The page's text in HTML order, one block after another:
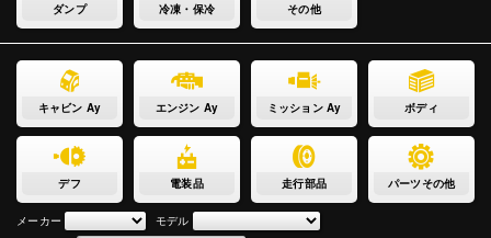
ダンプ 冷凍・保冷 その他
キャビン Ay エンジン Ay ミッション Ay ボディ
デフ 電装品 走行部品 パーツその他
メーカー
モデル